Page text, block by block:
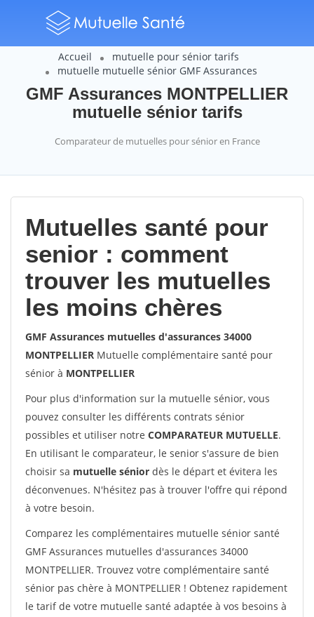
Accueil
mutuelle pour sénior tarifs
mutuelle mutuelle sénior GMF Assurances
GMF Assurances MONTPELLIER
mutuelle sénior tarifs
Comparateur de mutuelles pour sénior en France
Mutuelles santé pour
senior : comment
trouver les mutuelles
les moins chères
GMF Assurances mutuelles d'assurances 34000
MONTPELLIER Mutuelle complémentaire santé pour
sénior à MONTPELLIER
Pour plus d'information sur la mutuelle sénior, vous
pouvez consulter les différents contrats sénior
possibles et utiliser notre COMPARATEUR MUTUELLE.
En utilisant le comparateur, le senior s'assure de bien
choisir sa mutuelle sénior dès le départ et évitera les
déconvenues. N'hésitez pas à trouver l'offre qui répond
à votre besoin.
Comparez les complémentaires mutuelle sénior santé
GMF Assurances mutuelles d'assurances 34000
MONTPELLIER. Trouvez votre complémentaire santé
sénior pas chère à MONTPELLIER ! Obtenez rapidement
le tarif de votre mutuelle santé adaptée à vos besoins à